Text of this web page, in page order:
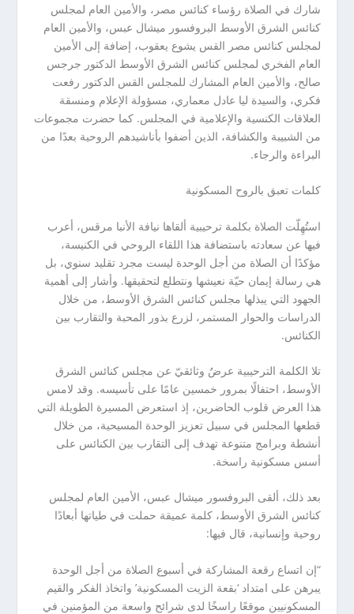
شارك في الصلاة رؤساء كنائس مصر، والأمين العام لمجلس
كنائس الشرق الأوسط البروفسور ميشال عبس، والأمين العام
لمجلس كنائس مصر القس يشوع يعقوب، إضافة إلى الأمين
العام الفخري لمجلس كنائس الشرق الأوسط الدكتور جرجس
صالح، والأمين العام المشارك للمجلس القس الدكتور رفعت
فكري، والسيدة ليا عادل معماري، مسؤولة الإعلام ومنسقة
العلاقات الكنسية والإعلامية في المجلس. كما حضرت مجموعات
من الشبيبة والكشافة، الذين أضفوا بأناشيدهم الروحية بعدًا من
البراءة والرجاء.
كلمات تعبق بالروح المسكونية
استُهِلّت الصلاة بكلمة ترحيبية ألقاها نيافة الأنبا مرقس، أعرب
فيها عن سعادته باستضافة هذا اللقاء الروحي في الكنيسة،
مؤكدًا أن الصلاة من أجل الوحدة ليست مجرد تقليد سنوي، بل
هي رسالة إيمان حيّة نعيشها ونتطلع لتحقيقها. وأشار إلى أهمية
الجهود التي يبذلها مجلس كنائس الشرق الأوسط، من خلال
الدراسات والحوار المستمر، لزرع بذور المحبة والتقارب بين
الكنائس.
تلا الكلمة الترحيبية عرضٌ وثائقيّ عن مجلس كنائس الشرق
الأوسط، احتفالًا بمرور خمسين عامًا على تأسيسه. وقد لامس
هذا العرض قلوب الحاضرين، إذ استعرض المسيرة الطويلة التي
قطعها المجلس في سبيل تعزيز الوحدة المسيحية، من خلال
أنشطة وبرامج متنوعة تهدف إلى التقارب بين الكنائس على
أسس مسكونية راسخة.
بعد ذلك، ألقى البروفسور ميشال عبس، الأمين العام لمجلس
كنائس الشرق الأوسط، كلمة عميقة حملت في طياتها أبعادًا
روحية وإنسانية، قال فيها:
“إن اتساع رقعة المشاركة في أسبوع الصلاة من أجل الوحدة
يبرهن على امتداد ‘بقعة الزيت المسكونية’ واتخاذ الفكر والقيم
المسكونيين موقعًا راسخًا لدى شرائح واسعة من المؤمنين في